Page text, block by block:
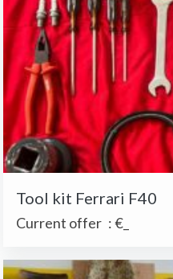
Tool kit Ferrari F40
Current offer :€_